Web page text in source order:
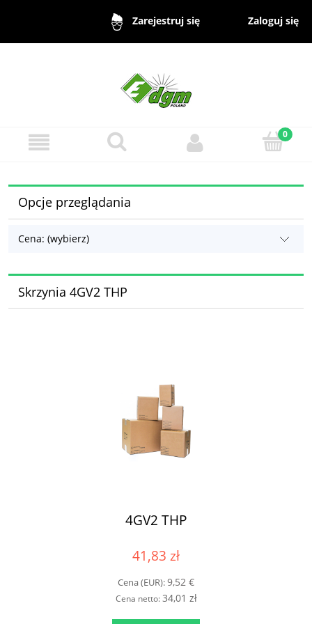
Zarejestruj się Zaloguj się
Opcje przeglądania
Cena: (wybierz)
Skrzynia 4GV2 THP
4GV2 THP
41,83 zł
Cena (EUR):9,52 €
Cena netto:34,01 zł